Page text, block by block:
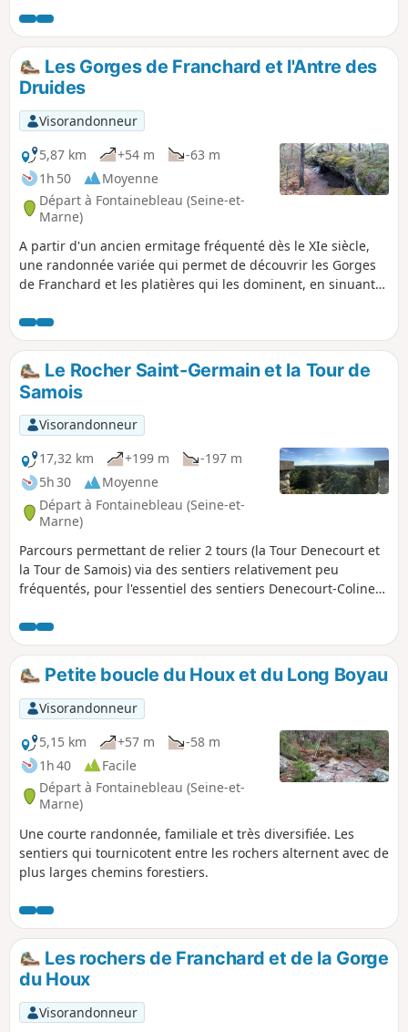
de rochers (sans difficulté), chemins et sentiers forestiers,
puis emprunte la route des Hauteurs de la Solle avec un
belvédère qui offre une vue panoramique sur le champ de
courses.Les Gorges de Franchard et l'Antre des
Druides
Visorandonneur
5,87 km
+54 m
-63 m
1h 50
Moyenne
Départ à Fontainebleau (Seine-et-
Marne)
A partir d'un ancien ermitage fréquenté dès le XIe siècle,
une randonnée variée qui permet de découvrir les Gorges
de Franchard et les platières qui les dominent, en sinuant
fameuse Antre des Druides.N.B. Le dénivelé est sans doute
plus élevé qu'affiché : compter de l'ordre de 100 mètres et 2
bonnes heures de marche.
Le Rocher Saint-Germain et la Tour de
Samois
Visorandonneur
17,32 km
+199 m
-197 m
5h 30
Moyenne
Départ à Fontainebleau (Seine-et-
Marne)
Parcours permettant de relier 2 tours (la Tour Denecourt et
la Tour de Samois) via des sentiers relativement peu
fréquentés, pour l'essentiel des sentiers Denecourt-Colinet
Petite boucle du Houx et du Long Boyau
Visorandonneur
5,15 km
+57 m
-58 m
1h 40
Facile
Départ à Fontainebleau (Seine-et-
Marne)
Une courte randonnée, familiale et très diversifiée. Les
sentiers qui tournicotent entre les rochers alternent avec de
plus larges chemins forestiers.
Les rochers de Franchard et de la Gorge
du Houx
Visorandonneur